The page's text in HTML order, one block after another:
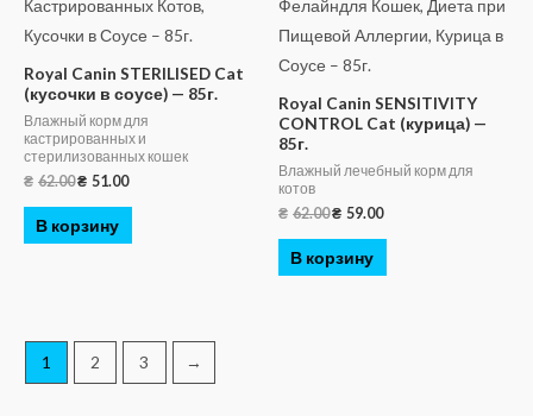
Royal Canin STERILISED Cat
(кусочки в соусе) — 85г.
Влажный корм для
кастрированных и
стерилизованных кошек
₴ 62.00₴ 51.00
В корзину
Royal Canin SENSITIVITY
CONTROL Cat (курица) —
85г.
Влажный лечебный корм для
котов
₴ 62.00₴ 59.00
В корзину
1 2 3 →